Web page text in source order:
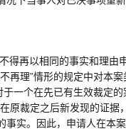
得再以相同的事实和理
再理”情形的规定中对本
一个在先已有生效裁定
原裁定之后新发现的证
实。因此，申请人在